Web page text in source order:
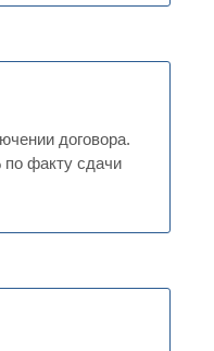
договора.
по факту сдачи